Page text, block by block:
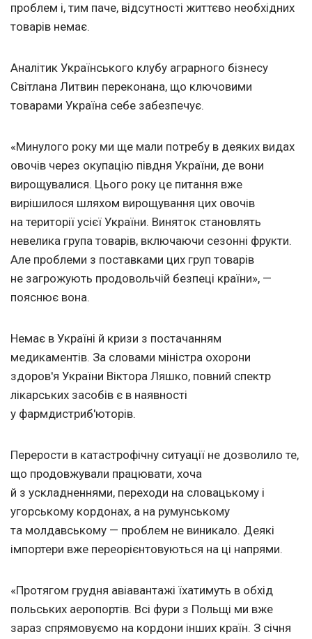
проблем і, тим паче, відсутності життєво необхідних
товарів немає.
Аналітик Українського клубу аграрного бізнесу
Світлана Литвин переконана, що ключовими
товарами Україна себе забезпечує.
«Минулого року ми ще мали потребу в деяких видах
овочів через окупацію півдня України, де вони
вирощувалися. Цього року це питання вже
вирішилося шляхом вирощування цих овочів
на території усієї України. Виняток становлять
невелика група товарів, включаючи сезонні фрукти.
Але проблеми з поставками цих груп товарів
не загрожують продовольчій безпеці країни», —
пояснює вона.
Немає в Україні й кризи з постачанням
медикаментів. За словами міністра охорони
здоров'я України Віктора Ляшко, повний спектр
лікарських засобів є в наявності
у фармдистриб'юторів.
Перерости в катастрофічну ситуації не дозволило те,
що продовжували працювати, хоча
й з ускладненнями, переходи на словацькому і
угорському кордонах, а на румунському
та молдавському — проблем не виникало. Деякі
імпортери вже переорієнтовуються на ці напрями.
«Протягом грудня авіавантажі їхатимуть в обхід
польських аеропортів. Всі фури з Польщі ми вже
зараз спрямовуємо на кордони інших країн. З січня